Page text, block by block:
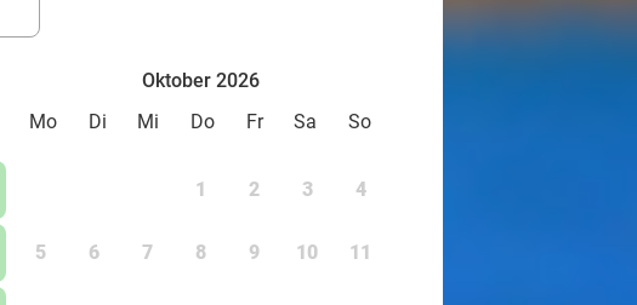
Oktober 2026
Mo
Di Mi Do Fr Sa So
1 2 3 4
5 6 7 8 9 10 11